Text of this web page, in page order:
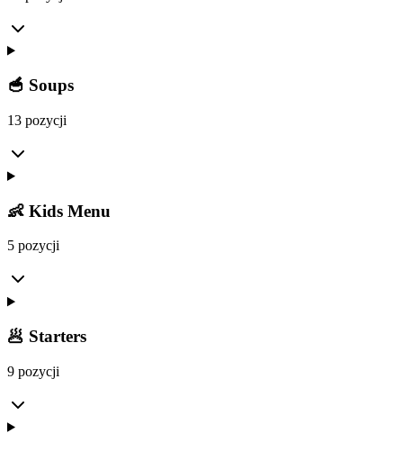
🥣 Soups
13 pozycji
👶 Kids Menu
5 pozycji
🥟 Starters
9 pozycji